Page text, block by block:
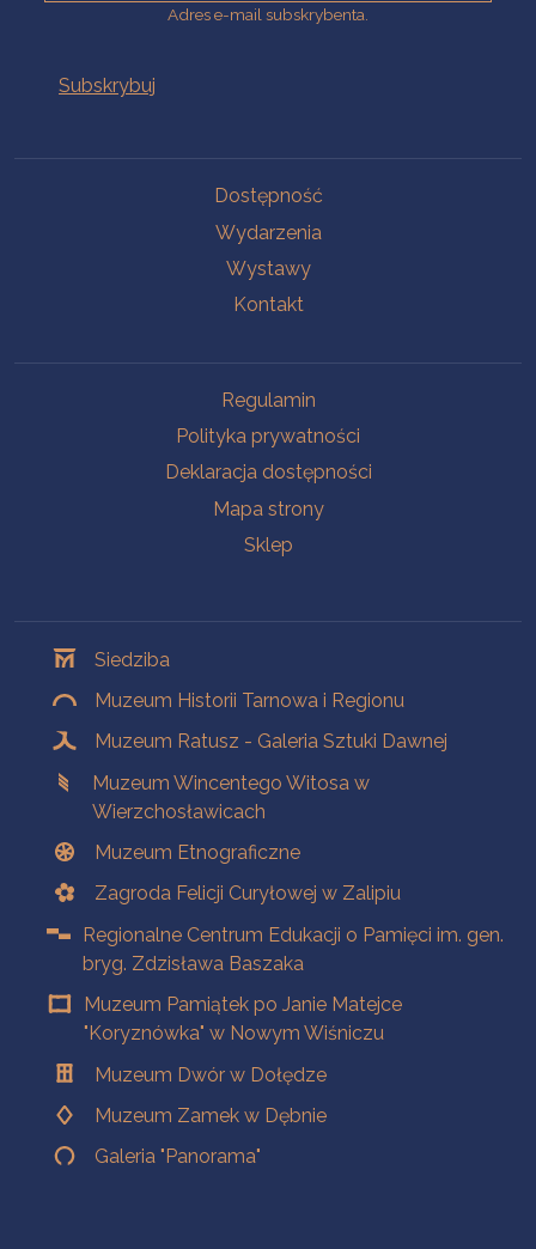
Adres e-mail subskrybenta.
Dostępność
Wydarzenia
Wystawy
Kontakt
Regulamin
Polityka prywatności
Deklaracja dostępności
Mapa strony
Sklep
Siedziba
Muzeum Historii Tarnowa i Regionu
Muzeum Ratusz - Galeria Sztuki Dawnej
Muzeum Wincentego Witosa w
Wierzchosławicach
Muzeum Etnograficzne
Zagroda Felicji Curyłowej w Zalipiu
Regionalne Centrum Edukacji o Pamięci im. gen.
bryg. Zdzisława Baszaka
Muzeum Pamiątek po Janie Matejce
"Koryznówka" w Nowym Wiśniczu
Muzeum Dwór w Dołędze
Muzeum Zamek w Dębnie
Galeria "Panorama"